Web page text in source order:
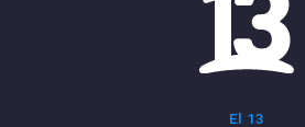
El 13